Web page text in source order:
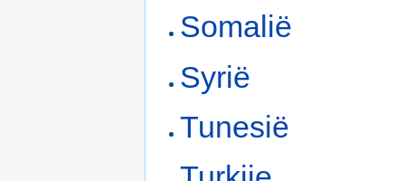
Somalië
Syrië
Tunesië